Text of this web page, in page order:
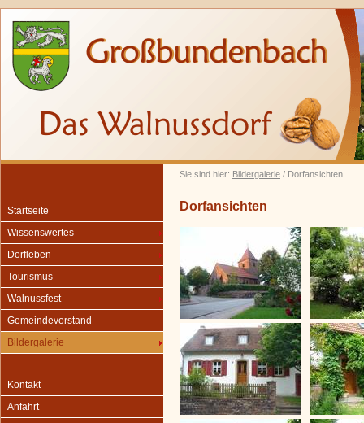
Sie sind hier: Bildergalerie / Dorfansichten
Startseite
Wissenswertes
Dorfleben
Tourismus
Walnussfest
Gemeindevorstand
Bildergalerie
Kontakt
Anfahrt
Dorfansichten